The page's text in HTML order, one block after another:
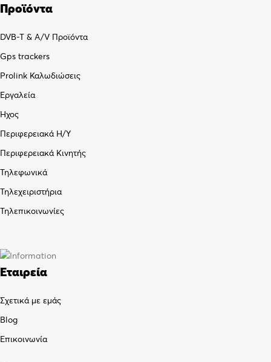
Προϊόντα
DVB-T & A/V Προϊόντα
Gps trackers
Prolink Καλωδιώσεις
Εργαλεία
Ήχος
Περιφερειακά Η/Υ
Περιφερειακά Κινητής
Τηλεφωνικά
Τηλεχειριστήρια
Τηλεπικοινωνίες
Εταιρεία
Σχετικά με εμάς
Blog
Επικοινωνία